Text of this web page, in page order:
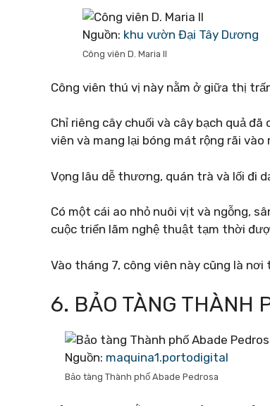
Nguồn: khu vườn Đại Tây Dương
Công viên D. Maria II
Công viên thú vị này nằm ở giữa thị
Chỉ riêng cây chuối và cây bạch quả
viên và mang lại bóng mát rộng rãi vào
Vọng lâu dễ thương, quán trà và lối đi
Có một cái ao nhỏ nuôi vịt và ngỗng,
cuộc triển lãm nghệ thuật tạm thời
Vào tháng 7, công viên này cũng là
6. BẢO TÀNG THÀNH
Nguồn: maquina1.portodigital
Bảo tàng Thành phố Abade Pedrosa